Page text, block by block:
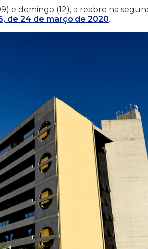
domingo (12), e reabre na
de 24 de março de 2020.